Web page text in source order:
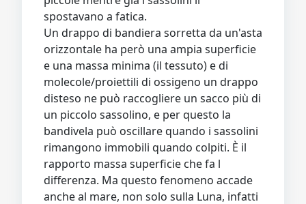
spostavano a fatica.
Un drappo di bandiera sorretta da un'asta
orizzontale ha però una ampia superficie
e una massa minima (il tessuto) e di
molecole/proiettili di ossigeno un drappo
disteso ne può raccogliere un sacco più di
un piccolo sassolino, e per questo la
bandivela può oscillare quando i sassolini
rimangono immobili quando colpiti. È il
rapporto massa superficie che fa l
differenza. Ma questo fenomeno accade
anche al mare, non solo sulla Luna, infatti